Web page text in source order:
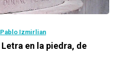
Pablo Izmirlian
Letra en la piedra, de